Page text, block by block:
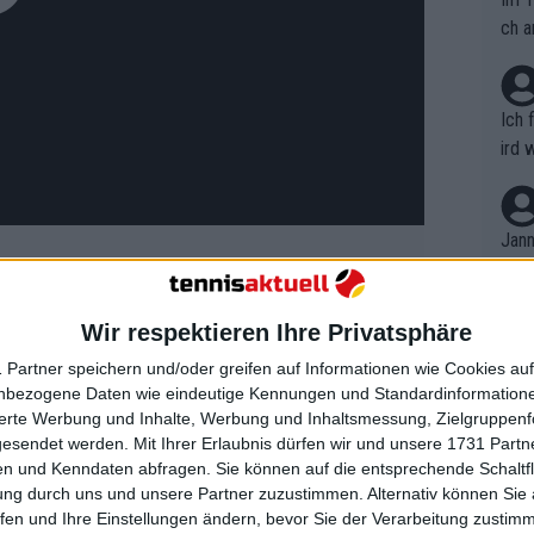
Wir respektieren Ihre Privatsphäre
Partner speichern und/oder greifen auf Informationen wie Cookies
Daten wie eindeutige Kennungen und
Werbung und Inhalte, Werbung und Inhaltsmessung,
werden. Mit Ihrer Erlaubnis dürfen wir und unsere 1731
und Kenndaten abfragen. Sie können auf die entsprechende
durch uns und unsere Partner zuzustimmen. Alternativ können Sie
und Ihre Einstellungen ändern, bevor Sie der Verarbeitung
Tiafoe benutzte nach dem Match
"F**k you, man!
dem verdammten Match
Nach dem Vorfall wurde
18. für seine Reaktion gegenüber
würde, und laut dem jüngsten
ch
Ich
ird
r in
em
t,
B.
on
n
nt.